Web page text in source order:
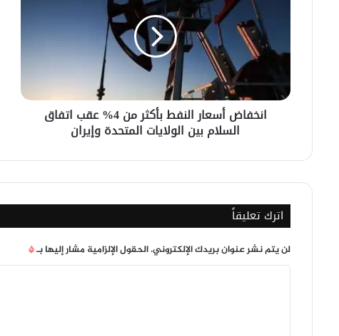
4%
اتفاق
السلام
وإيران
انخفاض أسعار النفط بأكثر من 4% عقب اتفاق
السلام بين الولايات المتحدة وإيران
اترك تعليقاً
لن يتم نشر عنوان بريدك الإلكتروني.الحقول الإلزامية مشار إليها بـ*